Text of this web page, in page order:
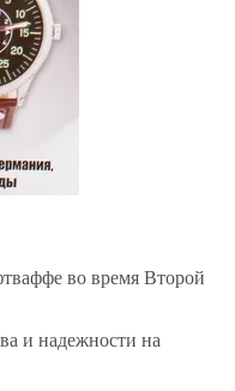
во время Второй
и надежности на